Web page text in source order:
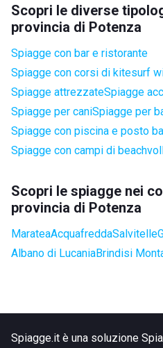
Scopri le diverse
provincia di Potenza
Spiagge con bar e ristorante
Spiagge con corsi di kitesurf
Spiagge attrezzateSpiagge
Spiagge per caniSpiagge per
Spiagge con piscina e posto
Spiagge con campi di
Scopri le spiagge nei
provincia di Potenza
MarateaAcquafreddaSalvitelle
Albano di LucaniaBrindisi
Spiagge.it è una soluzione